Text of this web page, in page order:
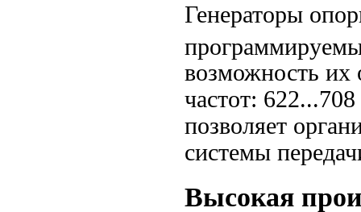
Генераторы
возможность их
частот:
позволяет
системы
Высокая